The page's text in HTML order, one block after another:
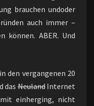
brauchen undoder
auch immer –
können. ABER. Und
den vergangenen 20
dasNeulandInternet
einherging, nicht